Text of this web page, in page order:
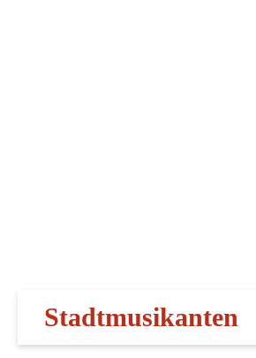
Stadt­mu­si­kan­ten